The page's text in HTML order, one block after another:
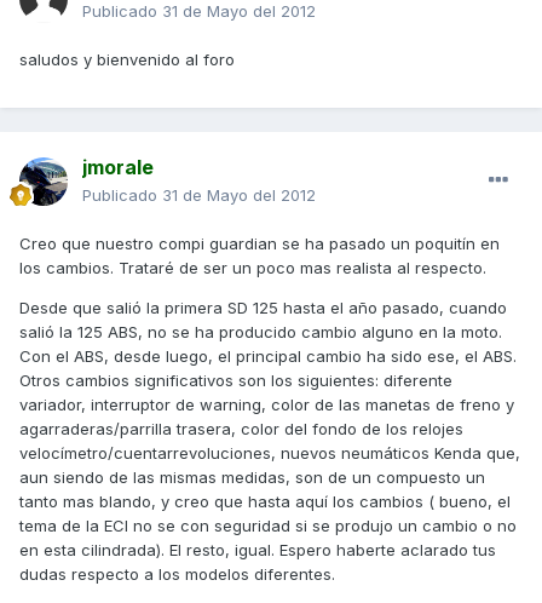
Publicado 31 de Mayo del 2012
saludos y bienvenido al foro
jmorale
Publicado 31 de Mayo del 2012
Creo que nuestro compi guardian se ha pasado un poquitín en
los cambios. Trataré de ser un poco mas realista al respecto.
Desde que salió la primera SD 125 hasta el año pasado, cuando
salió la 125 ABS, no se ha producido cambio alguno en la moto.
Con el ABS, desde luego, el principal cambio ha sido ese, el ABS.
Otros cambios significativos son los siguientes: diferente
variador, interruptor de warning, color de las manetas de freno y
agarraderas/parrilla trasera, color del fondo de los relojes
velocímetro/cuentarrevoluciones, nuevos neumáticos Kenda que,
aun siendo de las mismas medidas, son de un compuesto un
tanto mas blando, y creo que hasta aquí los cambios ( bueno, el
tema de la ECI no se con seguridad si se produjo un cambio o no
en esta cilindrada). El resto, igual. Espero haberte aclarado tus
dudas respecto a los modelos diferentes.